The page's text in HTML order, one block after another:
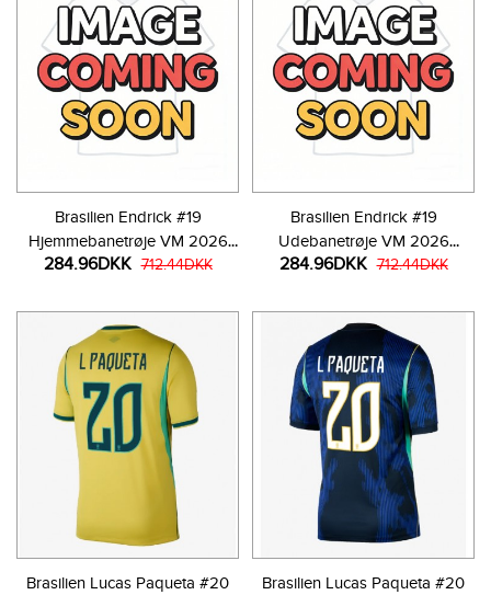
Brasilien Endrick #19
Hjemmebanetrøje VM 2026
Kortærmet
284.96DKK 712.44DKK
Brasilien Endrick #19
Udebanetrøje VM 2026
Kortærmet
284.96DKK 712.44DKK
Brasilien Lucas Paqueta #20
Brasilien Lucas Paqueta #20